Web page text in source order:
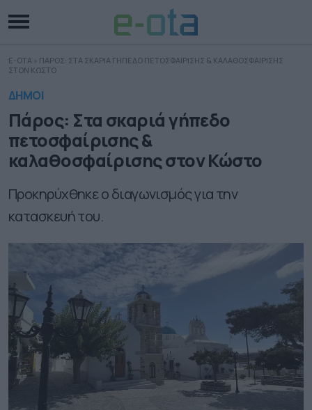
E-OTA » ΠΑΡΟΣ: ΣΤΑ ΣΚΑΡΙΑ ΓΗΠΕΔΟ ΠΕΤΟΣΦΑΙΡΙΣΗΣ & ΚΑΛΑΘΟΣΦΑΙΡΙΣΗΣ
ΣΤΟΝ ΚΩΣΤΟ
ΔΗΜΟΙ
Πάρος: Στα σκαριά γήπεδο
πετοσφαίρισης &
καλαθοσφαίρισης στον Κώστο
Προκηρύχθηκε ο διαγωνισμός για την
κατασκευή του.